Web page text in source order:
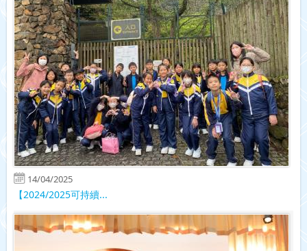
14/04/2025
【2024/2025可持續...